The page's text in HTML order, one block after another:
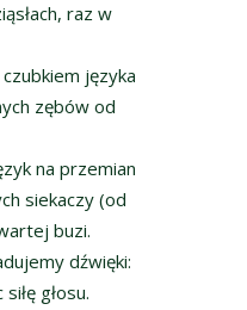
raz w
języka
zębów od
na przemian
siekaczy (od
buzi.
dźwięki:
głosu.